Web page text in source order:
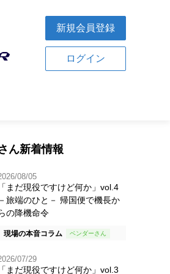
新規会員登録
ログイン
ん新着情報
08/05
「まだ現役ですけど何か」vol.4
－旅端のひと－ 帰国便で機長か
の降機命令
現場の本音コラム
07/29
「まだ現役ですけど何か」vol.3